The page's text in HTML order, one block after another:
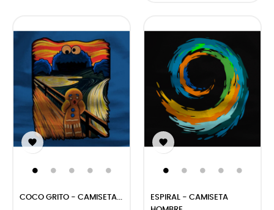

COCO GRITO - CAMISETA...

ESPIRAL - CAMISETA